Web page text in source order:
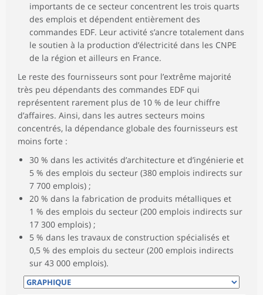
importants de ce secteur concentrent les trois quarts
des emplois et dépendent entièrement des
commandes EDF. Leur activité s’ancre totalement dans
le soutien à la production d’électricité dans les CNPE
de la région et ailleurs en France.
Le reste des fournisseurs sont pour l’extrême majorité
très peu dépendants des commandes EDF qui
représentent rarement plus de 10 % de leur chiffre
d’affaires. Ainsi, dans les autres secteurs moins
concentrés, la dépendance globale des fournisseurs est
moins forte :
30 % dans les activités d’architecture et d’ingénierie et
5 % des emplois du secteur (380 emplois indirects sur
7 700 emplois) ;
20 % dans la fabrication de produits métalliques et
1 % des emplois du secteur (200 emplois indirects sur
17 300 emplois) ;
5 % dans les travaux de construction spécialisés et
0,5 % des emplois du secteur (200 emplois indirects
sur 43 000 emplois).